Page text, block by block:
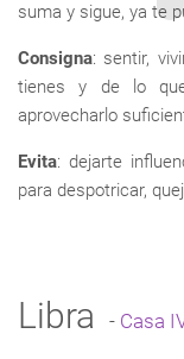
suma y sigue, ya te
Consigna: sentir,
tienes y de lo
aprovecharlo
Evita: dejarte
para despotricar,
Libra - Casa